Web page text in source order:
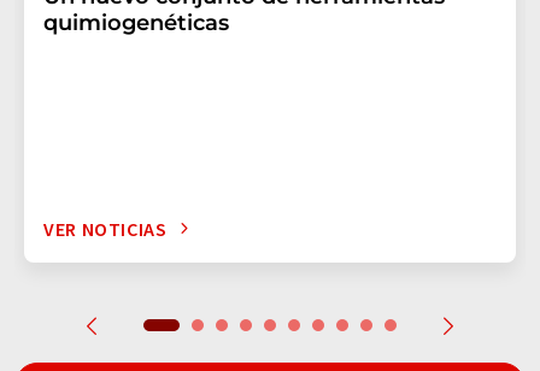
quimiogenéticas
VER NOTICIAS